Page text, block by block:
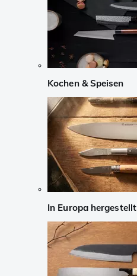
Kochen & Speisen
In Europa hergestellt